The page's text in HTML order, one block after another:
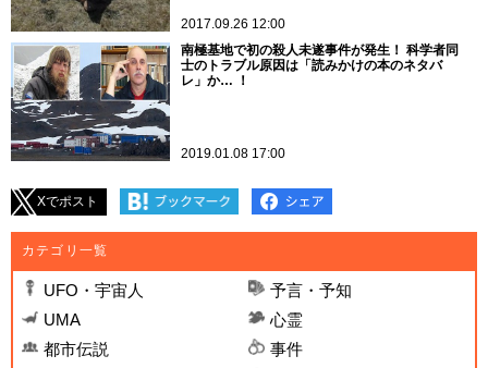
2017.09.26 12:00
南極基地で初の殺人未遂事件が発生！ 科学者同
士のトラブル原因は「読みかけの本のネタバ
レ」か… ！
2019.01.08 17:00
Xでポスト
カテゴリ一覧
UFO・宇宙人
予言・予知
UMA
心霊
都市伝説
事件